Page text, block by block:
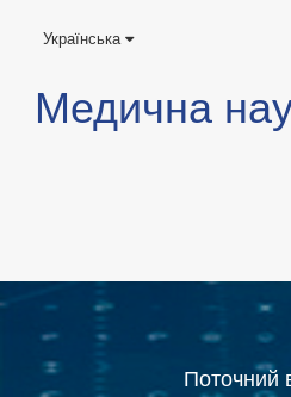
Українська
Медична
Поточний